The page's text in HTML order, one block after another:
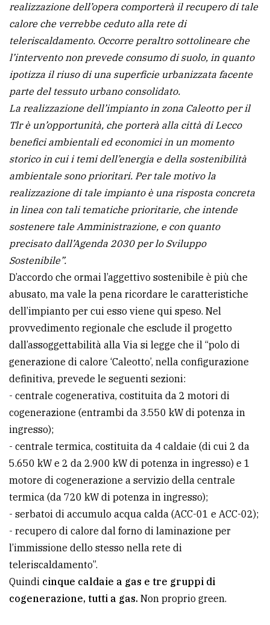
realizzazione dell’opera comporterà il recupero di tale
calore che verrebbe ceduto alla rete di
teleriscaldamento. Occorre peraltro sottolineare che
l’intervento non prevede consumo di suolo, in quanto
ipotizza il riuso di una superficie urbanizzata facente
parte del tessuto urbano consolidato.
La realizzazione dell’impianto in zona Caleotto per il
Tlr è un’opportunità, che porterà alla città di Lecco
benefici ambientali ed economici in un momento
storico in cui i temi dell’energia e della sostenibilità
ambientale sono prioritari. Per tale motivo la
realizzazione di tale impianto è una risposta concreta
in linea con tali tematiche prioritarie, che intende
sostenere tale Amministrazione, e con quanto
precisato dall’Agenda 2030 per lo Sviluppo
Sostenibile”.
D’accordo che ormai l’aggettivo sostenibile è più che
abusato, ma vale la pena ricordare le caratteristiche
dell’impianto per cui esso viene qui speso. Nel
provvedimento regionale che esclude il progetto
dall’assoggettabilità alla Via si legge che il “polo di
generazione di calore ‘Caleotto’, nella configurazione
definitiva, prevede le seguenti sezioni:
- centrale cogenerativa, costituita da 2 motori di
cogenerazione (entrambi da 3.550 kW di potenza in
ingresso);
- centrale termica, costituita da 4 caldaie (di cui 2 da
5.650 kW e 2 da 2.900 kW di potenza in ingresso) e 1
motore di cogenerazione a servizio della centrale
termica (da 720 kW di potenza in ingresso);
- serbatoi di accumulo acqua calda (ACC-01 e ACC-02);
- recupero di calore dal forno di laminazione per
l’immissione dello stesso nella rete di
teleriscaldamento”.
Quindi cinque caldaie a gas e tre gruppi di
cogenerazione, tutti a gas. Non proprio green.